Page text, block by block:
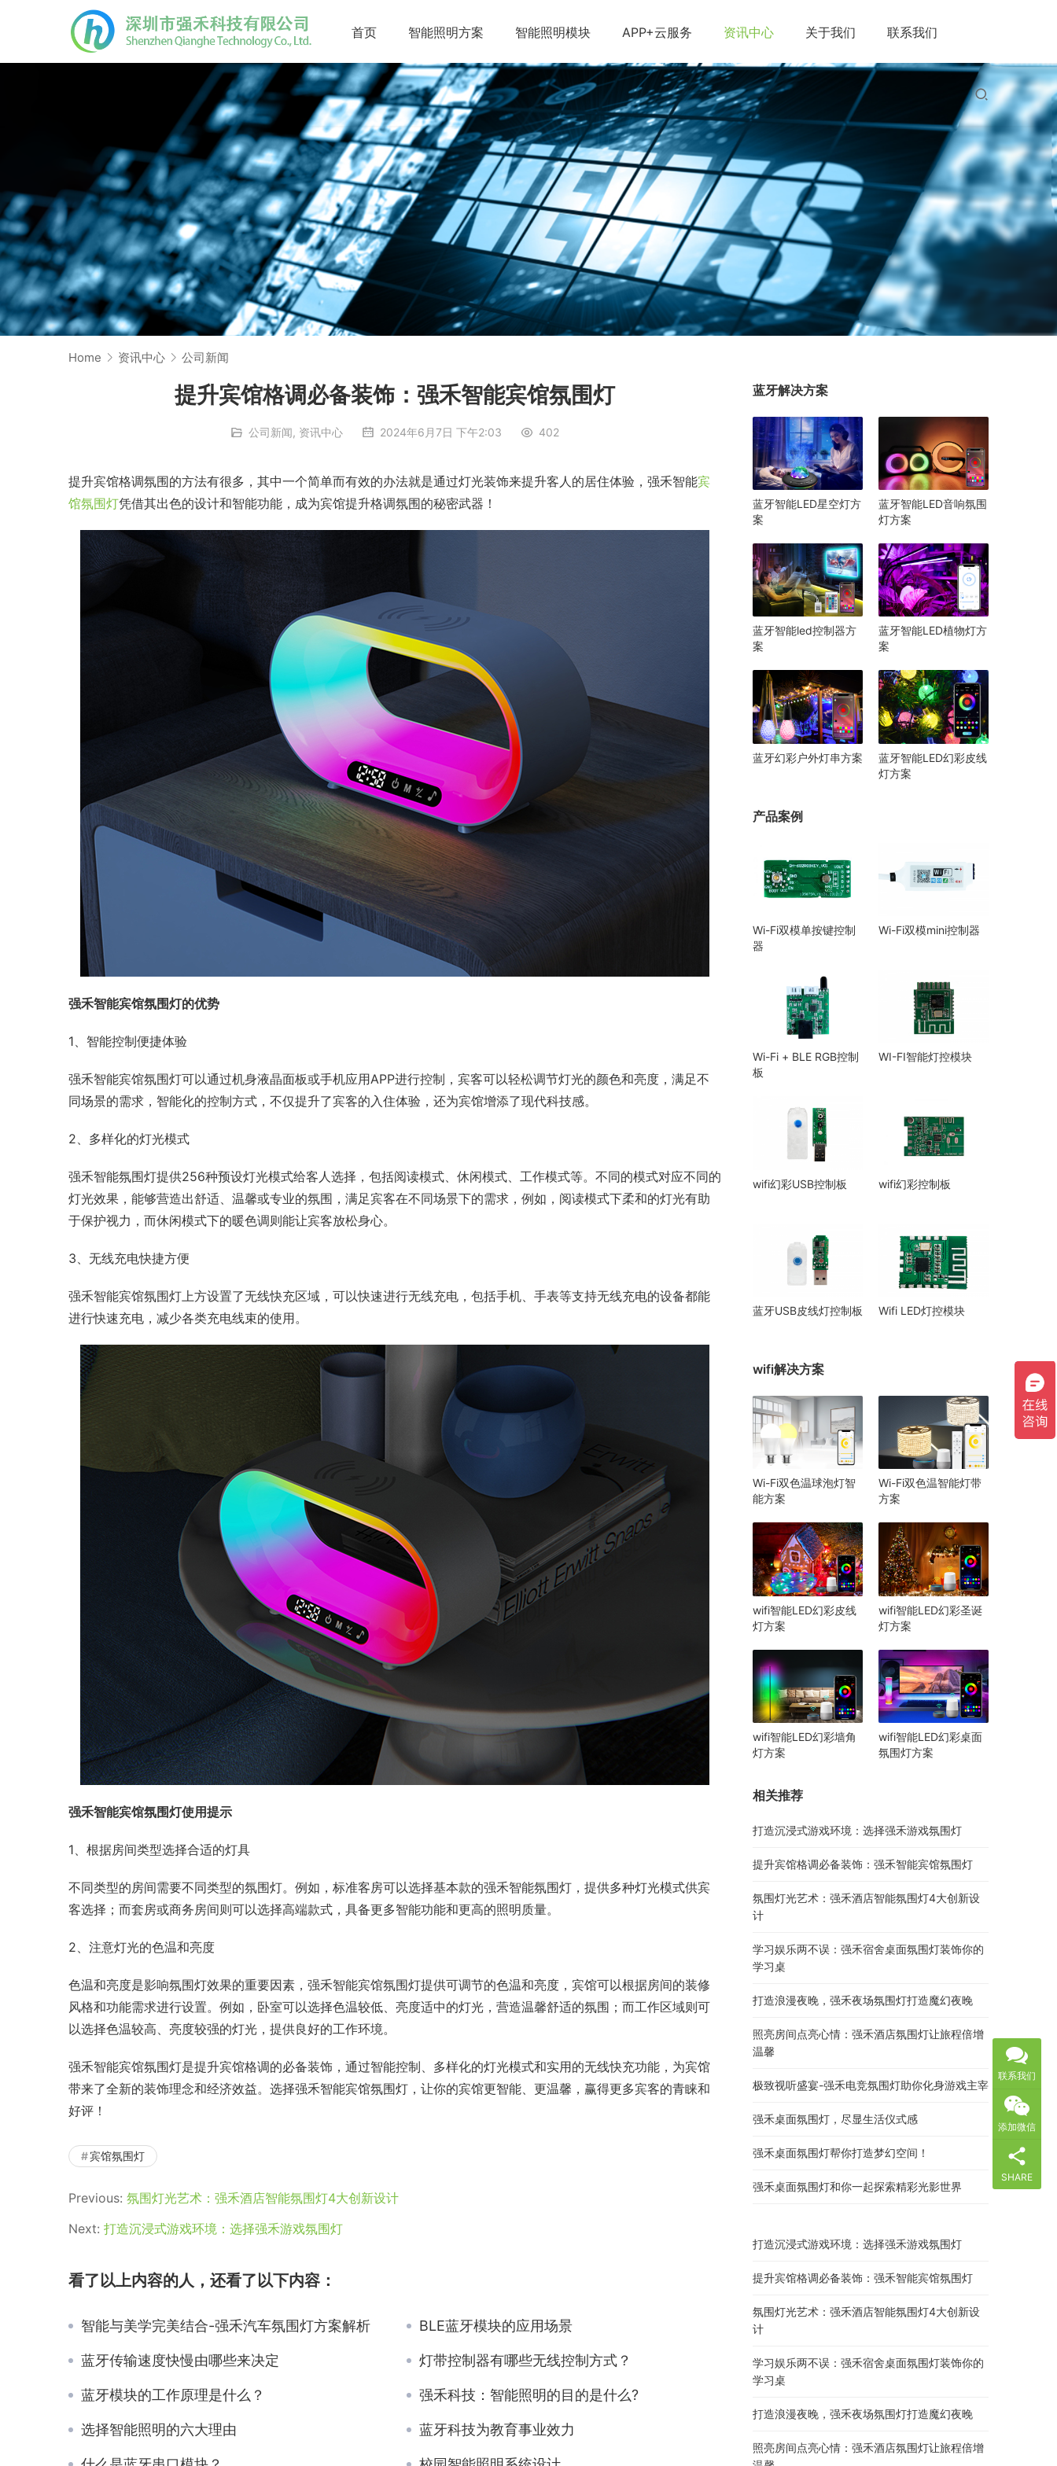
首页 智能照明方案 智能照明模块 APP+云服务 资讯中心 关于我们 联系我们
Home 资讯中心 公司新闻
提升宾馆格调必备装饰：强禾智能宾馆氛围灯
公司新闻, 资讯中心 2024年6月7日 下午2:03 402
提升宾馆格调氛围的方法有很多，其中一个简单而有效的办法就是通过灯光装饰来提升客人的居住体验，强禾智能宾
馆氛围灯凭借其出色的设计和智能功能，成为宾馆提升格调氛围的秘密武器！
强禾智能宾馆氛围灯的优势
1、智能控制便捷体验
强禾智能宾馆氛围灯可以通过机身液晶面板或手机应用APP进行控制，宾客可以轻松调节灯光的颜色和亮度，满足不
同场景的需求，智能化的控制方式，不仅提升了宾客的入住体验，还为宾馆增添了现代科技感。
2、多样化的灯光模式
强禾智能氛围灯提供256种预设灯光模式给客人选择，包括阅读模式、休闲模式、工作模式等。不同的模式对应不同的
灯光效果，能够营造出舒适、温馨或专业的氛围，满足宾客在不同场景下的需求，例如，阅读模式下柔和的灯光有助
于保护视力，而休闲模式下的暖色调则能让宾客放松身心。
3、无线充电快捷方便
强禾智能宾馆氛围灯上方设置了无线快充区域，可以快速进行无线充电，包括手机、手表等支持无线充电的设备都能
进行快速充电，减少各类充电线束的使用。
强禾智能宾馆氛围灯使用提示
1、根据房间类型选择合适的灯具
不同类型的房间需要不同类型的氛围灯。例如，标准客房可以选择基本款的强禾智能氛围灯，提供多种灯光模式供宾
客选择；而套房或商务房间则可以选择高端款式，具备更多智能功能和更高的照明质量。
2、注意灯光的色温和亮度
色温和亮度是影响氛围灯效果的重要因素，强禾智能宾馆氛围灯提供可调节的色温和亮度，宾馆可以根据房间的装修
风格和功能需求进行设置。例如，卧室可以选择色温较低、亮度适中的灯光，营造温馨舒适的氛围；而工作区域则可
以选择色温较高、亮度较强的灯光，提供良好的工作环境。
强禾智能宾馆氛围灯是提升宾馆格调的必备装饰，通过智能控制、多样化的灯光模式和实用的无线快充功能，为宾馆
带来了全新的装饰理念和经济效益。选择强禾智能宾馆氛围灯，让你的宾馆更智能、更温馨，赢得更多宾客的青睐和
好评！
宾馆氛围灯
Previous: 氛围灯光艺术：强禾酒店智能氛围灯4大创新设计
Next: 打造沉浸式游戏环境：选择强禾游戏氛围灯
看了以上内容的人，还看了以下内容：
智能与美学完美结合-强禾汽车氛围灯方案解析 BLE蓝牙模块的应用场景
蓝牙传输速度快慢由哪些来决定 灯带控制器有哪些无线控制方式？
蓝牙模块的工作原理是什么？ 强禾科技：智能照明的目的是什么?
选择智能照明的六大理由 蓝牙科技为教育事业效力
蓝牙解决方案
蓝牙智能LED星空灯方
案
蓝牙智能LED音响氛围
灯方案
蓝牙智能led控制器方
案
蓝牙智能LED植物灯方
案
蓝牙幻彩户外灯串方案
蓝牙智能LED幻彩皮线
灯方案
产品案例
Wi-Fi双模单按键控制
器
Wi-Fi双模mini控制器
Wi-Fi + BLE RGB控制
板
WI-FI智能灯控模块
wifi幻彩USB控制板 wifi幻彩控制板
蓝牙USB皮线灯控制板 Wifi LED灯控模块
wifi解决方案
Wi-Fi双色温球泡灯智
能方案
Wi-Fi双色温智能灯带
方案
wifi智能LED幻彩皮线
灯方案
wifi智能LED幻彩圣诞
灯方案
wifi智能LED幻彩墙角
灯方案
wifi智能LED幻彩桌面
氛围灯方案
相关推荐
打造沉浸式游戏环境：选择强禾游戏氛围灯
提升宾馆格调必备装饰：强禾智能宾馆氛围灯
氛围灯光艺术：强禾酒店智能氛围灯4大创新设
计
学习娱乐两不误：强禾宿舍桌面氛围灯装饰你的
学习桌
打造浪漫夜晚，强禾夜场氛围灯打造魔幻夜晚
照亮房间点亮心情：强禾酒店氛围灯让旅程倍增
温馨
极致视听盛宴-强禾电竞氛围灯助你化身游戏主宰
强禾桌面氛围灯，尽显生活仪式感
强禾桌面氛围灯帮你打造梦幻空间！
强禾桌面氛围灯和你一起探索精彩光影世界
打造沉浸式游戏环境：选择强禾游戏氛围灯
提升宾馆格调必备装饰：强禾智能宾馆氛围灯
氛围灯光艺术：强禾酒店智能氛围灯4大创新设
计
学习娱乐两不误：强禾宿舍桌面氛围灯装饰你的
学习桌
打造浪漫夜晚，强禾夜场氛围灯打造魔幻夜晚
照亮房间点亮心情：强禾酒店氛围灯让旅程倍增
联系我们
添加微信
SHARE